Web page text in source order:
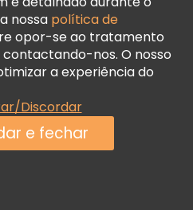
nossa política de
opor-se ao tratamento
contactando-nos. O nosso
a experiência do
Discordar
e fechar